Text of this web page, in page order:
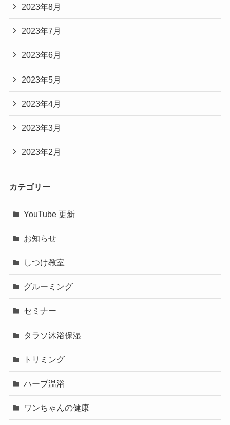
2023年8月
2023年7月
2023年6月
2023年5月
2023年4月
2023年3月
2023年2月
カテゴリー
YouTube 更新
お知らせ
しつけ教室
グルーミング
セミナー
タラソ沐浴保湿
トリミング
ハーブ温浴
ワンちゃんの健康